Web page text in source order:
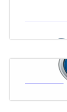
СУБАРУ